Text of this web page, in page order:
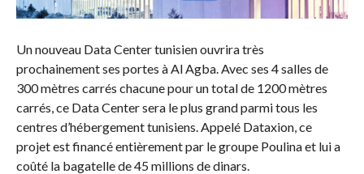
Un nouveau Data Center tunisien ouvrira très
prochainement ses portes à Al Agba. Avec ses 4 salles de
300 mètres carrés chacune pour un total de 1200 mètres
carrés, ce Data Center sera le plus grand parmi tous les
centres d’hébergement tunisiens. Appelé Dataxion, ce
projet est financé entièrement par le groupe Poulina et lui a
coûté la bagatelle de 45 millions de dinars.